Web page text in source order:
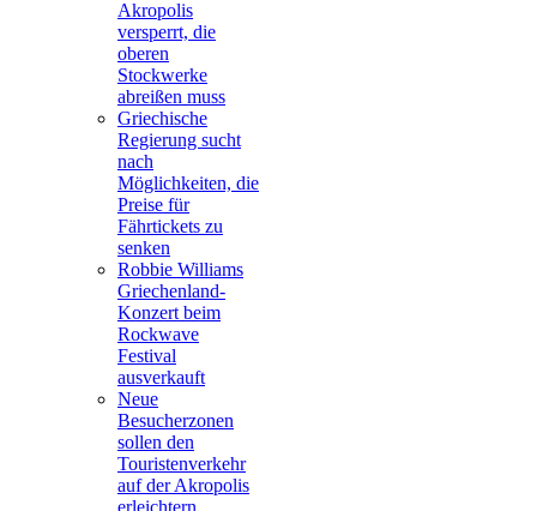
Akropolis
versperrt, die
oberen
Stockwerke
abreißen muss
Griechische
Regierung sucht
nach
Möglichkeiten, die
Preise für
Fährtickets zu
senken
Robbie Williams
Griechenland-
Konzert beim
Rockwave
Festival
ausverkauft
Neue
Besucherzonen
sollen den
Touristenverkehr
auf der Akropolis
erleichtern